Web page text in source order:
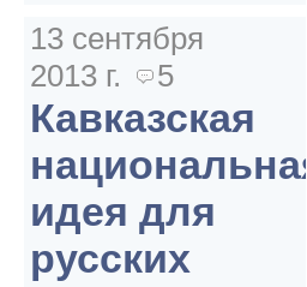
13 сентября
2013 г.
5
Кавказская
национальная
идея для
русских